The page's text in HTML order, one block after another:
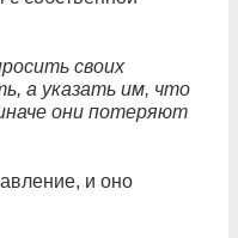
своих
а указать им, что
они потеряют
и оно